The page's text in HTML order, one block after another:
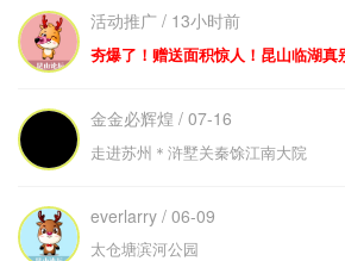
活动推广 / 13小时前
夯爆了！赠送面积惊人！昆山临湖真
金金必辉煌 / 07-16
走进苏州＊浒墅关秦馀江南大院
everlarry / 06-09
太仓塘滨河公园